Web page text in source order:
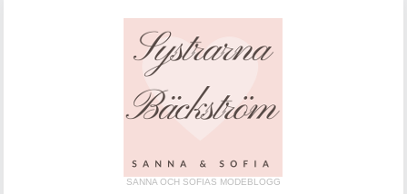
SANNA OCH SOFIAS MODEBLOGG